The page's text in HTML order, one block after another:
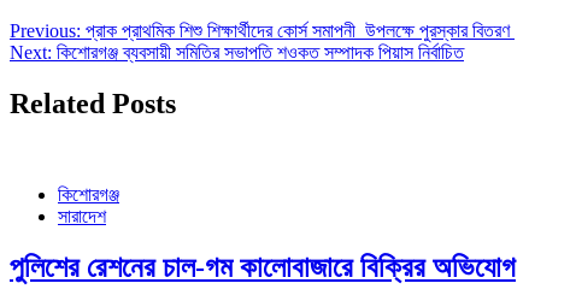
Previous: প্রাক প্রাথমিক শিশু শিক্ষার্থীদের কোর্স সমাপনী উপলক্ষে পুরস্কার বিতরণ
Next: কিশোরগঞ্জ ব্যবসায়ী সমিতির সভাপতি শওকত সম্পাদক পিয়াস নির্বাচিত
Related Posts
কিশোরগঞ্জ
সারাদেশ
পুলিশের রেশনের চাল-গম কালোবাজারে বিক্রির অভিযোগ